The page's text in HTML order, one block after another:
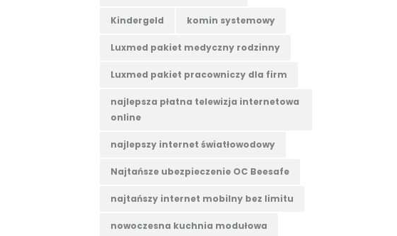
Kindergeld komin systemowy
Luxmed pakiet medyczny rodzinny
Luxmed pakiet pracowniczy dla firm
najlepsza płatna telewizja internetowa
online
najlepszy internet światłowodowy
Najtańsze ubezpieczenie OC Beesafe
najtańszy internet mobilny bez limitu
nowoczesna kuchnia modułowa